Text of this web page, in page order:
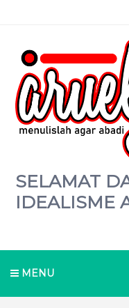
SELAMAT
IDEALISME
MENU